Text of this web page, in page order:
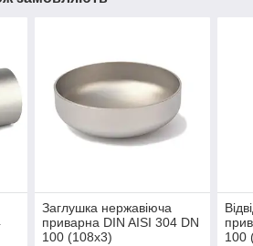
Заглушка нержавіюча
приварна DIN AISI 304 DN
100 (108x3)
100